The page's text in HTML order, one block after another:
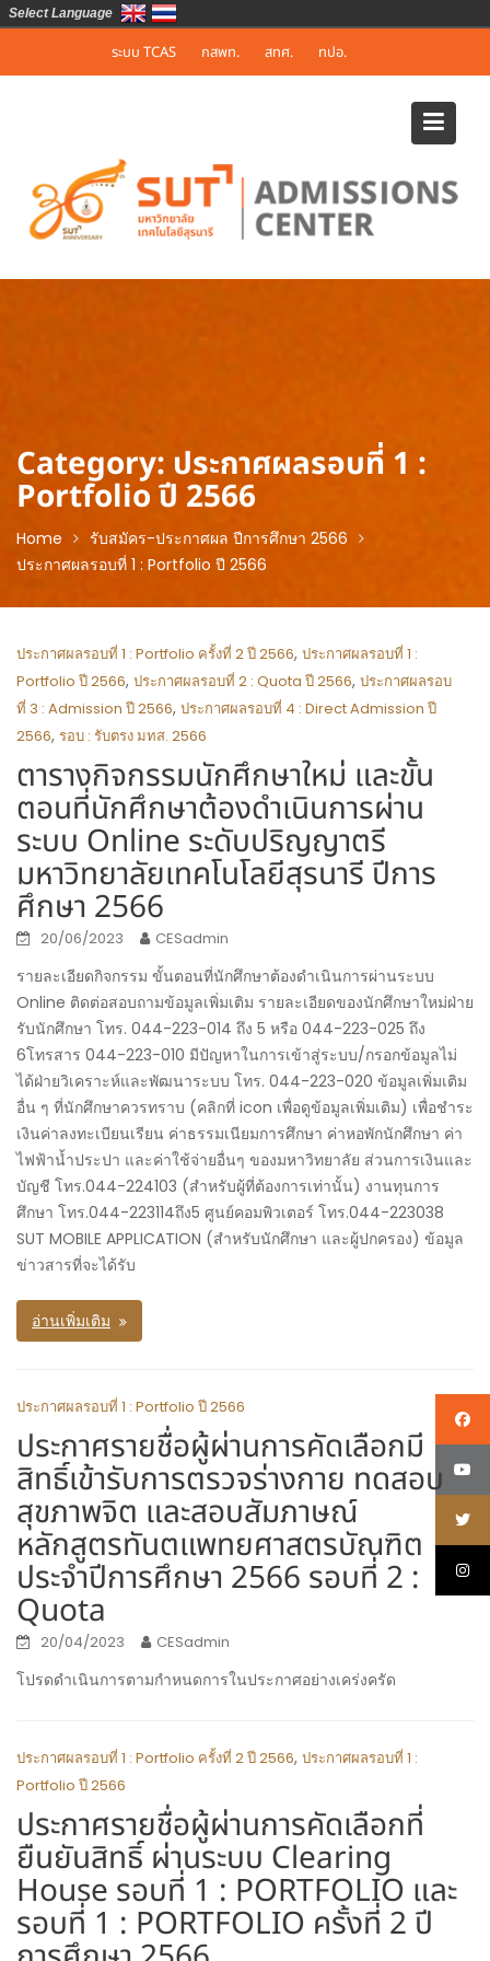
ระบบ TCAS กสพท. สทศ. ทปอ.
Category: ประกาศผลรอบที่ 1 :
Portfolio ปี 2566
Home
รับสมัคร-ประกาศผล ปีการศึกษา 2566
ประกาศผลรอบที่ 1 : Portfolio ปี 2566
ประกาศผลรอบที่ 1 : Portfolio ครั้งที่ 2 ปี 2566, ประกาศผลรอบที่ 1 :
Portfolio ปี 2566, ประกาศผลรอบที่ 2 : Quota ปี 2566, ประกาศผลรอบ
ที่ 3 : Admission ปี 2566, ประกาศผลรอบที่ 4 : Direct Admission ปี
2566, รอบ : รับตรง มทส. 2566
ตารางกิจกรรมนักศึกษาใหม่ และขั้น
ตอนที่นักศึกษาต้องดำเนินการผ่าน
ระบบ Online ระดับปริญญาตรี
มหาวิทยาลัยเทคโนโลยีสุรนารี ปีการ
ศึกษา 2566
20/06/2023 CESadmin
รายละเอียดกิจกรรม ขั้นตอนที่นักศึกษาต้องดำเนินการผ่านระบบ
Online ติดต่อสอบถามข้อมูลเพิ่มเติม รายละเอียดของนักศึกษาใหม่ฝ่าย
รับนักศึกษา โทร. 044-223-014 ถึง 5 หรือ 044-223-025 ถึง
6โทรสาร 044-223-010 มีปัญหาในการเข้าสู่ระบบ/กรอกข้อมูลไม่
ได้ฝ่ายวิเคราะห์และพัฒนาระบบ โทร. 044-223-020 ข้อมูลเพิ่มเติม
อื่น ๆ ที่นักศึกษาควรทราบ (คลิกที่ icon เพื่อดูข้อมูลเพิ่มเติม) เพื่อชำระ
เงินค่าลงทะเบียนเรียน ค่าธรรมเนียมการศึกษา ค่าหอพักนักศึกษา ค่า
ไฟฟ้าน้ำประปา และค่าใช้จ่ายอื่นๆ ของมหาวิทยาลัย ส่วนการเงินและ
บัญชี โทร.044-224103 (สำหรับผู้ที่ต้องการเท่านั้น) งานทุนการ
ศึกษา โทร.044-223114ถึง5 ศูนย์คอมพิวเตอร์ โทร.044-223038
SUT MOBILE APPLICATION (สำหรับนักศึกษา และผู้ปกครอง) ข้อมูล
ข่าวสารที่จะได้รับ
อ่านเพิ่มเติม
ประกาศผลรอบที่ 1 : Portfolio ปี 2566
ประกาศรายชื่อผู้ผ่านการคัดเลือกมี
สิทธิ์เข้ารับการตรวจร่างกาย ทดสอบ
สุขภาพจิต และสอบสัมภาษณ์
หลักสูตรทันตแพทยศาสตรบัณฑิต
ประจำปีการศึกษา 2566 รอบที่ 2 :
Quota
20/04/2023 CESadmin
โปรดดำเนินการตามกำหนดการในประกาศอย่างเคร่งครัด
ประกาศผลรอบที่ 1 : Portfolio ครั้งที่ 2 ปี 2566, ประกาศผลรอบที่ 1 :
Portfolio ปี 2566
ประกาศรายชื่อผู้ผ่านการคัดเลือกที่
ยืนยันสิทธิ์ ผ่านระบบ Clearing
House รอบที่ 1 : PORTFOLIO และ
รอบที่ 1 : PORTFOLIO ครั้งที่ 2 ปี
Select Language